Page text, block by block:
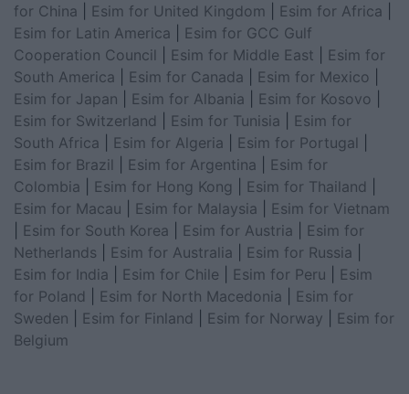
for China
Esim for United Kingdom Esim for Africa
Esim for Latin America
Esim for GCC Gulf
Cooperation Council
Esim for Middle East
Esim for
South America
Esim for Canada Esim for Mexico
Esim for Japan
Esim for Albania Esim for Kosovo
Esim for Switzerland
Esim for Tunisia
Esim for
South Africa
Esim for Algeria Esim for Portugal
Esim for Brazil
Esim for Argentina
Esim for
Colombia
Esim for Hong Kong Esim for Thailand
Esim for Macau
Esim for Malaysia
Esim for Vietnam
Esim for South Korea Esim for Austria
Esim for
Netherlands
Esim for Australia Esim for Russia
Esim for India
Esim for Chile Esim for Peru
Esim
for Poland
Esim for North Macedonia
Esim for
Sweden
Esim for Finland Esim for Norway
Esim for
Belgium